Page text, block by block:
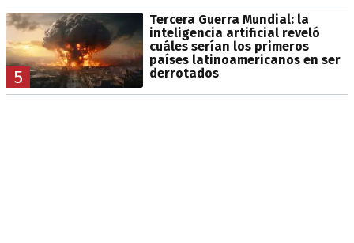
5
Tercera Guerra Mundial: la
inteligencia artificial reveló
cuáles serían los primeros
países latinoamericanos en ser
derrotados